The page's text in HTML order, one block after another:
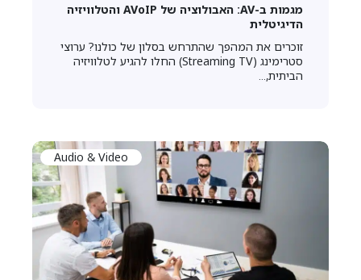
מגמות ב-AV: האבולוציה של AVoIP והטלוויזיה
הדיגיטלית
זוכרים את המהפך שהתרחש בסלון של כולנו? ערוצי
סטרימינג (Streaming TV) החלו להגיע לטלוויזיה
הביתית,...
Audio & Video